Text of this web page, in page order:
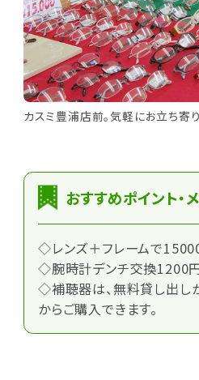
カスミ豊浦店前。気軽にお立ち寄り
おすすめポイント・
◇レンズ＋フレームで
◇腕時計デンチ交換1200
◇補聴器は、無料貸し出し
からご購入できます。